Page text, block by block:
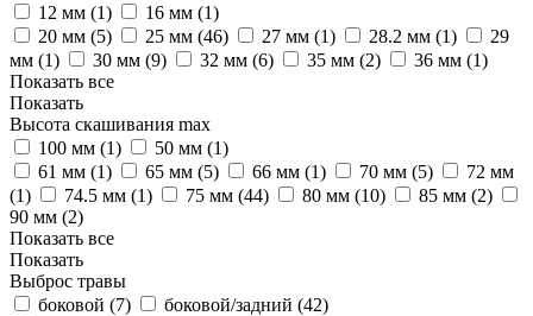
12 мм (1) 16 мм (1)
20 мм (5) 25 мм (46) 27 мм (1) 28.2 мм (1)
29
мм (1) 30 мм (9) 32 мм (6) 35 мм (2) 36 мм (1)
Показать все
Показать
Высота скашивания max
100 мм (1) 50 мм (1)
61 мм (1) 65 мм (5) 66 мм (1) 70 мм (5)
72 мм
(1) 74.5 мм (1) 75 мм (44) 80 мм (10) 85 мм (2)
90 мм (2)
Показать все
Показать
Выброс травы
боковой (7) боковой/задний (42)